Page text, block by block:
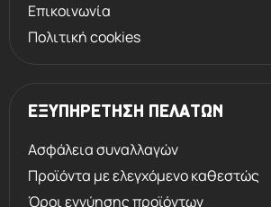
Steel Shot. Κάθε
Επικοινωνία
Πολιτική cookies
ΕΞΥΠΗΡΕΤΗΣΗ ΠΕΛΑΤΩΝ
Ασφάλεια συναλλαγών
Προϊόντα με ελεγχόμενο καθεστώς
Όροι εγγύησης προϊόντων